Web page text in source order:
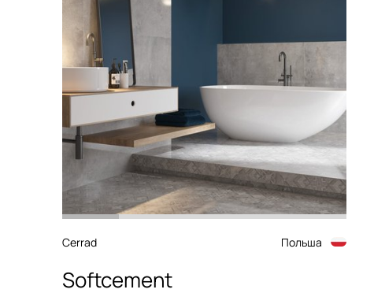
Cerrad Польша
Softcement